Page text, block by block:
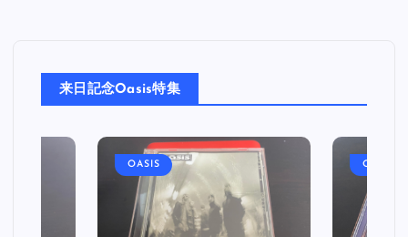
来日記念Oasis特集
OASIS OASIS